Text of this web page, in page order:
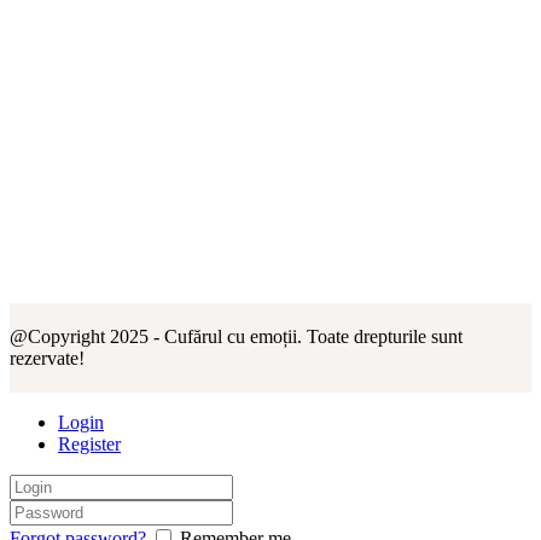
@Copyright 2025 - Cufărul cu emoții. Toate drepturile sunt
rezervate!
Login
Register